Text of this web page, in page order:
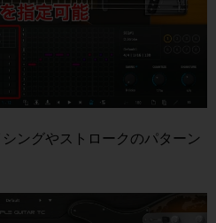
ングやストロークのパターン